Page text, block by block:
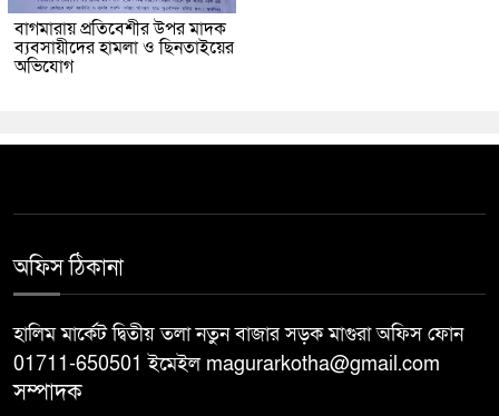
বাগমারায় প্রতিবেশীর উপর মাদক
ব্যবসায়ীদের হামলা ও ছিনতাইয়ের
অভিযোগ
অফিস ঠিকানা
হালিম মার্কেট দ্বিতীয় তলা নতুন বাজার সড়ক মাগুরা অফিস ফোন
01711-650501 ইমেইল magurarkotha@gmail.com
সম্পাদক